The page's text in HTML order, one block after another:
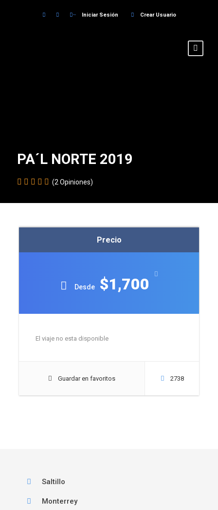
Iniciar Sesión Crear Usuario
PA´L NORTE 2019
(2 Opiniones)
Precio
Desde $1,700
El viaje no esta disponible
Guardar en favoritos 2738
Saltillo
Monterrey